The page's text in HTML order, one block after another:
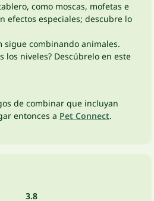
como moscas, mofetas e
efectos especiales; descubre lo
sigue combinando animales.
los niveles? Descúbrelo en este
de combinar que incluyan
entonces a Pet Connect.
3.8